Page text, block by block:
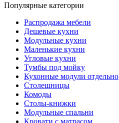
Популярные категории
Распродажа мебели
Дешевые кухни
Модульные кухни
Маленькие кухни
Угловые кухни
Тумбы под мойку
Кухонные модули отдельно
Столешницы
Комоды
Столы-книжки
Модульные спальни
Кровати с матрасом